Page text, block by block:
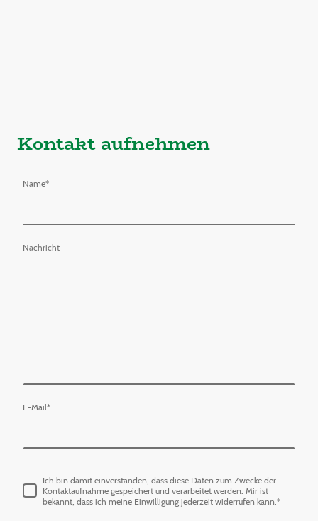
Kontakt aufnehmen
Name*
Nachricht
E-Mail*
Ich bin damit einverstanden, dass diese Daten zum Zwecke der
Kontaktaufnahme gespeichert und verarbeitet werden. Mir ist
bekannt, dass ich meine Einwilligung jederzeit widerrufen kann. *